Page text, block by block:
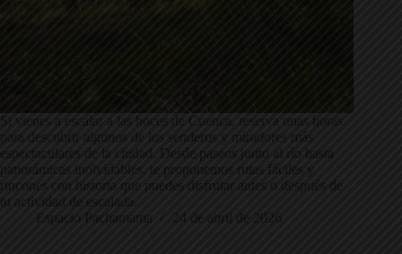
Si vienes a escalar a las hoces de Cuenca, reserva unas horas
para descubrir algunos de los senderos y miradores más
espectaculares de la ciudad. Desde paseos junto al río hasta
panorámicas inolvidables, te proponemos rutas fáciles y
rincones con historia que puedes disfrutar antes o después de
tu actividad de escalada.
Espacio Pachamama
24 de abril de 2026